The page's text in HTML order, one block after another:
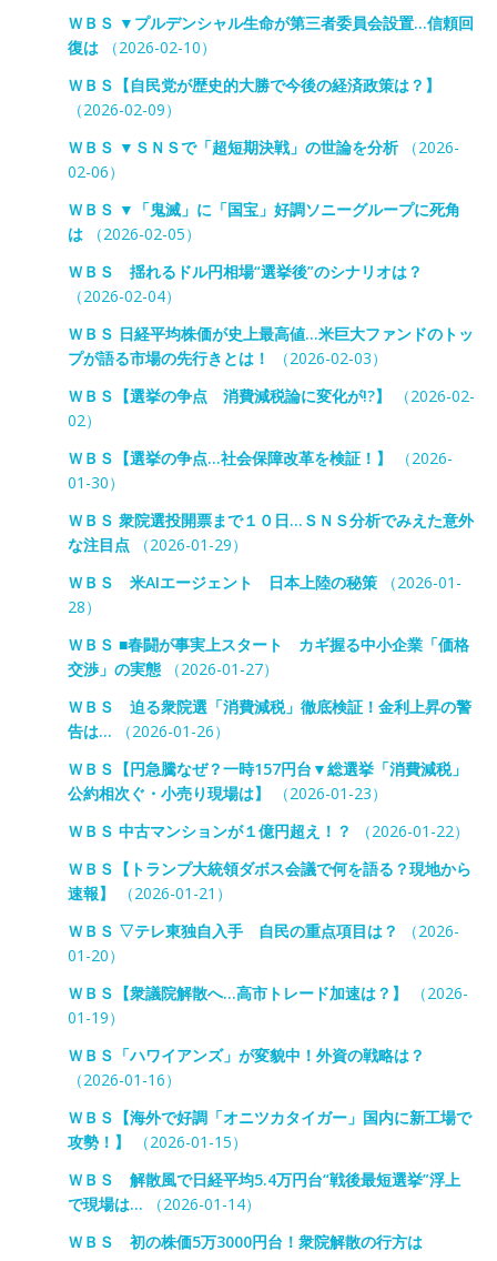
ＷＢＳ ▼プルデンシャル生命が第三者委員会設置…信頼回
復は（2026-02-10）
ＷＢＳ【自民党が歴史的大勝で今後の経済政策は？】
（2026-02-09）
ＷＢＳ ▼ＳＮＳで「超短期決戦」の世論を分析（2026-
02-06）
ＷＢＳ ▼「鬼滅」に「国宝」好調ソニーグループに死角
は（2026-02-05）
ＷＢＳ 揺れるドル円相場“選挙後”のシナリオは？
（2026-02-04）
ＷＢＳ 日経平均株価が史上最高値…米巨大ファンドのトッ
プが語る市場の先行きとは！
（2026-02-03）
ＷＢＳ【選挙の争点 消費減税論に変化が!?】
（2026-02-
02）
ＷＢＳ【選挙の争点…社会保障改革を検証！】
（2026-
01-30）
ＷＢＳ 衆院選投開票まで１０日…ＳＮＳ分析でみえた意外
な注目点（2026-01-29）
ＷＢＳ 米AIエージェント 日本上陸の秘策（2026-01-
28）
ＷＢＳ ■春闘が事実上スタート カギ握る中小企業「価格
交渉」の実態（2026-01-27）
ＷＢＳ 迫る衆院選「消費減税」徹底検証！金利上昇の警
告は… （2026-01-26）
ＷＢＳ【円急騰なぜ？一時157円台▼総選挙「消費減税」
公約相次ぐ・小売り現場は】
（2026-01-23）
ＷＢＳ 中古マンションが１億円超え！？
（2026-01-22）
ＷＢＳ【トランプ大統領ダボス会議で何を語る？現地から
速報】
（2026-01-21）
ＷＢＳ ▽テレ東独自入手 自民の重点項目は？
（2026-
01-20）
ＷＢＳ【衆議院解散へ…高市トレード加速は？】
（2026-
01-19）
ＷＢＳ「ハワイアンズ」が変貌中！外資の戦略は？
（2026-01-16）
ＷＢＳ【海外で好調「オニツカタイガー」国内に新工場で
攻勢！】
（2026-01-15）
ＷＢＳ 解散風で日経平均5.4万円台“戦後最短選挙”浮上
で現場は… （2026-01-14）
ＷＢＳ 初の株価5万3000円台！衆院解散の行方は